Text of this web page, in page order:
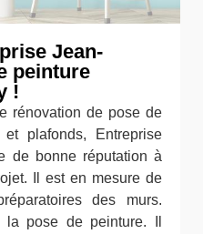
Jean-
peinture
!
rénovation de pose de
plafonds, Entreprise
de bonne réputation à
Il est en mesure de
des murs.
pose de peinture. Il